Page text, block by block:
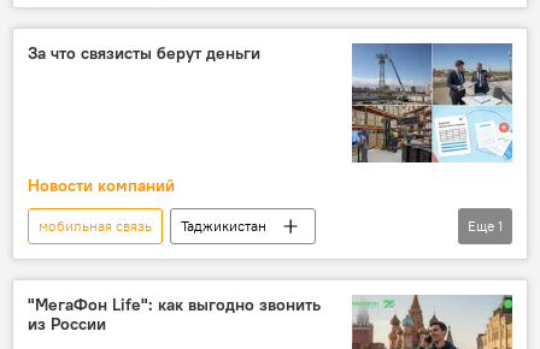
Служба связи Таджикистана
За что связисты берут деньги
Новости компаний
мобильная связь
Таджикистан
Новости компаний
Еще 1
"МегаФон Life": как выгодно звонить
из России